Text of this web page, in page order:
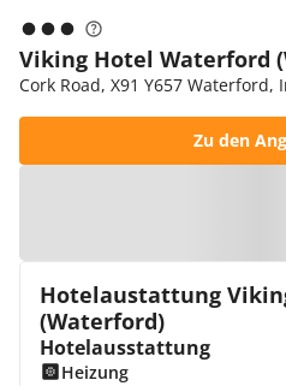
Viking Hotel Waterford
Cork Road, X91 Y657 Waterford,
Zu den
Hotelaustattung
(Waterford)
Hotelausstattung
Heizung